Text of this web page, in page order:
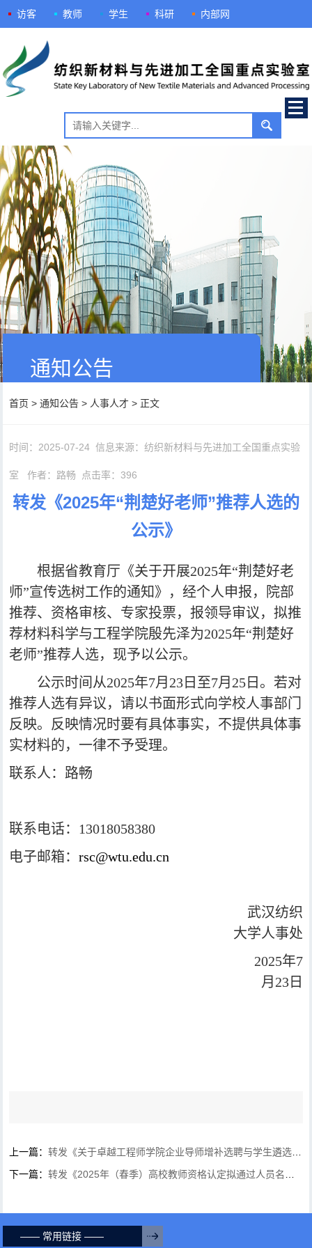
访客 教师 学生 科研 内部网
通知公告
首页 >通知公告 > 人事人才 > 正文
时间：2025-07-24 信息来源：纺织新材料与先进加工全国重点实验
室 作者：路畅 点击率： 396
转发《2025年“荆楚好老师”推荐人选的
公示》
根据省教育厅《关于开展2025年“荆楚好老
师”宣传选树工作的通知》，经个人申报，院部
推荐、资格审核、专家投票，报领导审议，拟推
荐材料科学与工程学院殷先泽为2025年“荆楚好
老师”推荐人选，现予以公示。
公示时间从2025年7月 23 日至7月 25 日。若对
推荐人选有异议，请以书面形式向学校人事部门
反映。反映情况时要有具体事实，不提供具体事
实材料的，一律不予受理。
联系人：路畅
联系电话： 13018058380
电子邮箱：rsc@wtu.edu.cn
武汉纺织
大学人事处
2025年7
月 23日
上一篇：转发《关于卓越工程师学院企业导师增补选聘与学生遴选工作的通知》
下一篇：转发《2025年（春季）高校教师资格认定拟通过人员名单公示》
—— 常用链接 ——